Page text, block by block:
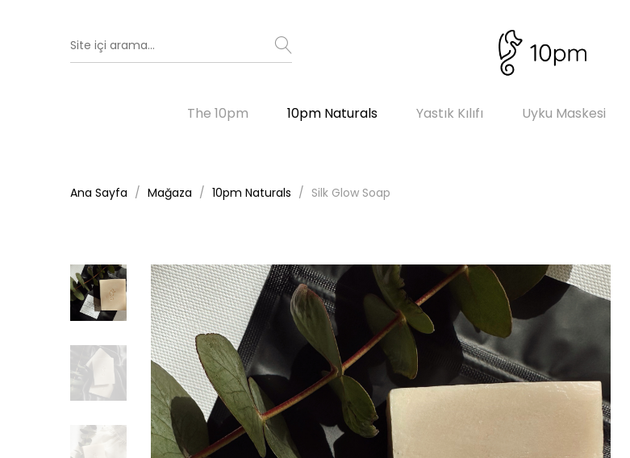
The 10pm 10pm Naturals Yastık Kılıfı Uyku Maskesi
Ana Sayfa Mağaza 10pm Naturals Silk Glow Soap